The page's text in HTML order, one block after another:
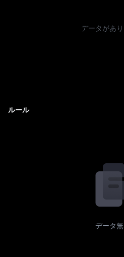
データがあ
ルール
データ